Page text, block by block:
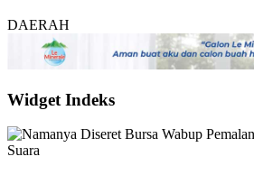
DAERAH
Widget Indeks